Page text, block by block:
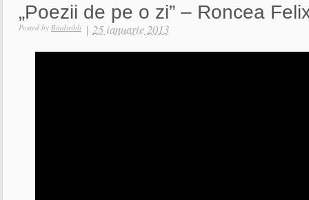
„Poezii de pe o zi” – Roncea
Posted by Bindiribli | 25 ianuarie 2013